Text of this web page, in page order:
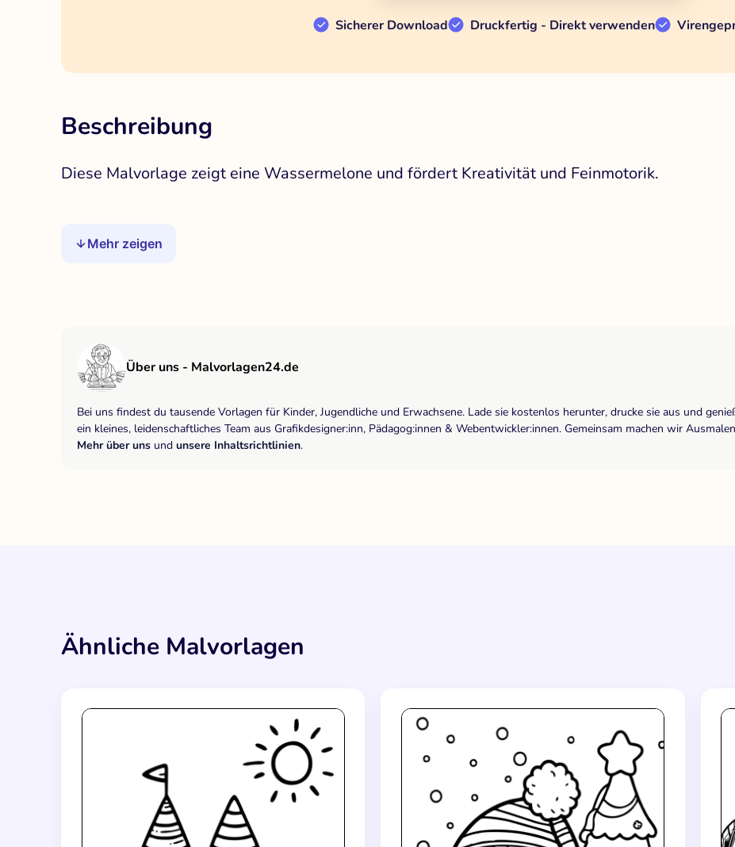
Sicherer Download Druckfertig - Direkt verwenden
Beschreibung
Diese Malvorlage zeigt eine Wassermelone und fördert Kreativität und Feinmotorik.
Mehr zeigen
Über uns - Malvorlagen24.de
Bei uns findest du tausende Vorlagen für Kinder, Jugendliche und Erwachsene. Lade sie kostenlos herunter, drucke sie aus und
ein kleines, leidenschaftliches Team aus Grafikdesigner:inn, Pädagog:innen & Webentwickler:innen. Gemeinsam machen wir
Mehr über uns und unsere Inhaltsrichtlinien.
Ähnliche Malvorlagen